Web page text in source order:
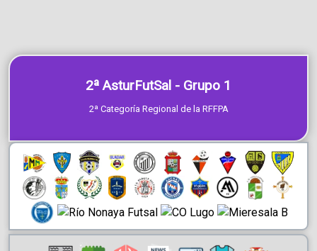
2ª AsturFutSal - Grupo 1
2ª Categoría Regional de la RFFPA